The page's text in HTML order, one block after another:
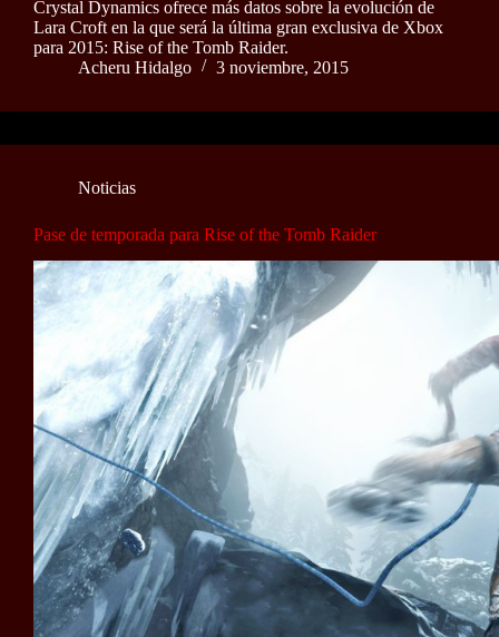
Crystal Dynamics ofrece más datos sobre la evolución de
Lara Croft en la que será la última gran exclusiva de Xbox
para 2015: Rise of the Tomb Raider.
Acheru Hidalgo
3 noviembre, 2015
Noticias
Pase de temporada para Rise of the Tomb Raider